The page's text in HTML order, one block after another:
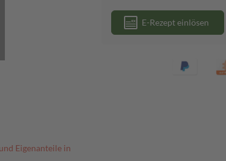
Eigenanteile in
E-Rezept einlösen